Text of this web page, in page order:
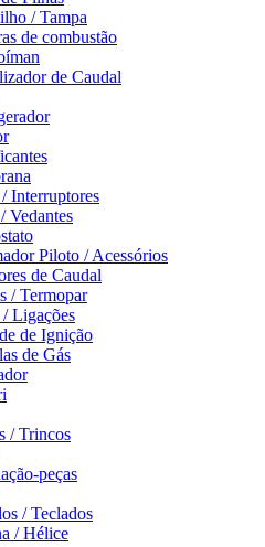
/ Tampa
de combustão
de Caudal
Interruptores
Vedantes
Piloto / Acessórios
de Caudal
/ Termopar
Ligações
de Ignição
de Gás
/ Trincos
peças
/ Teclados
/ Hélice